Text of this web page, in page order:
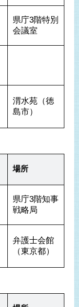
県庁3階特別
会議室
渭水苑（徳
島市）
場所
県庁3階知事
戦略局
弁護士会館
（東京都）